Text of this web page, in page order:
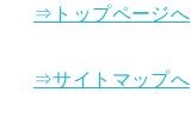
⇒トップページへ
⇒サイトマップへ